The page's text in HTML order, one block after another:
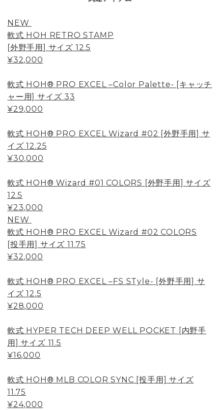
NEW
軟式 HOH RETRO STAMP
[外野手用] サイズ 12.5
¥32,000
軟式 HOH® PRO EXCEL –Color Palette- [キャッチ
ャー用] サイズ 33
¥29,000
軟式 HOH® PRO EXCEL Wizard #02 [外野手用] サ
イズ 12.25
¥30,000
軟式 HOH® Wizard #01 COLORS [外野手用] サイズ
12.5
¥23,000
NEW
軟式 HOH® PRO EXCEL Wizard #02 COLORS
[投手用] サイズ 11.75
¥32,000
軟式 HOH® PRO EXCEL –FS STyle- [外野手用] サ
イズ 12.5
¥28,000
軟式 HYPER TECH DEEP WELL POCKET [内野手
用] サイズ 11.5
¥16,000
軟式 HOH® MLB COLOR SYNC [投手用] サイズ
11.75
¥24,000